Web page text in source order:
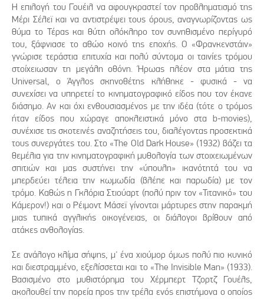
Η επιλογή του Γουέιλ να αφουγκραστεί τον προβληματισμό της
Μέρι Σέλεϊ και να αντιστρέψει τους όρους, αναγνωρίζοντας ως
θύμα το Τέρας και θύτη ολόκληρο τον συνηθισμένο περίγυρό
του, ξάφνιασε το αθώο κοινό της εποχής. Ο «Φρανκενστάιν»
γνώρισε τεράστια επιτυχία και πολύ σύντομα οι ταινίες τρόμου
στοίχειωσαν τη μεγάλη οθόνη. Ήρωας πλέον στα μάτια της
Universal, ο Άγγλος σκηνοθέτης κλήθηκε - φυσικά - να
συνεχίσει να υπηρετεί το κινηματογραφικό είδος που τον έκανε
διάσημο. Αν και όχι ενθουσιασμένος με την ιδέα (τότε ο τρόμος
ήταν είδος που χώραγε αποκλειστικά μόνο στα b-movies),
συνέχισε τις σκοτεινές αναζητήσεις του, διαλέγοντας προσεκτικά
τους συνεργάτες του. Στο «The Old Dark House» (1932) βάζει τα
θεμέλια για την κινηματογραφική μυθολογία των στοιχειωμένων
σπιτιών και μας συστήνει την «ύπουλη» ικανότητά του να
μπερδεύει τέλεια την κωμωδία (βλέπε και παρωδία) με τον
τρόμο. Καθώς η Γκλόρια Στιούαρτ (πολύ πριν τον «Τιτανικό» του
Κάμερον!) και ο Ρέιμοντ Μάσεϊ γίνονται μάρτυρες στην παρακμή
μιας τυπικά αγγλικής οικογένειας, οι διάλογοι βρίθουν από
ατάκες ανθολογίας.
Σε ανάλογο κλίμα σήψης, μ' ένα χιούμορ όμως πολύ πιο κυνικό
και διεστραμμένο, εξελίσσεται και το «The Invisible Man» (1933).
Βασισμένο στο μυθιστόρημα του Χέρμπερτ Τζορτζ Γουέλς,
ακολουθεί την πορεία προς την τρέλα ενός επιστήμονα ο οποίος